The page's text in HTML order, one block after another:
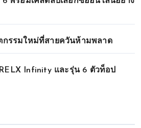
กรรมใหม่ที่สายควันห้ามพลาด
Infinity และรุ่น 6 ตัวท็อป